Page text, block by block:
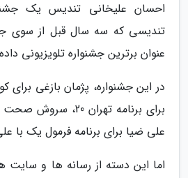
احسان علیخانی تندیس یک
تندیسی که سه سال قبل از سوی
عنوان برترین جشنواره تلویزیونی
در این جشنواره، پژمان بازغی
برای برنامه تهران
علی ضیا برای برنامه فرمول یک با
اما این دسته از رسانه ها و